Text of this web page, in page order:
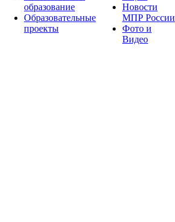
образование
Образовательные
проекты
Новости
МПР России
Фото и
Видео